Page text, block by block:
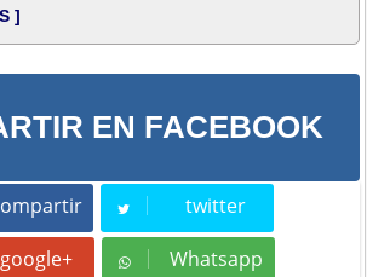
]
EN FACEBOOK
twitter
Tweet
google+ Whatsapp
Whatsapp